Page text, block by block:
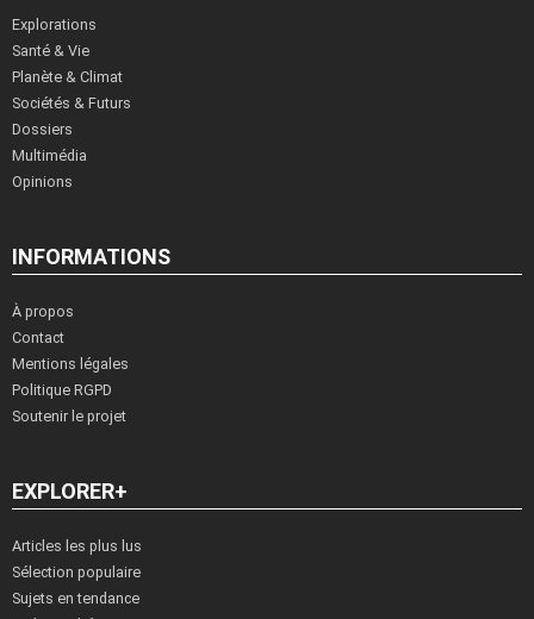
Explorations
Santé & Vie
Planète & Climat
Sociétés & Futurs
Dossiers
Multimédia
Opinions
INFORMATIONS
À propos
Contact
Mentions légales
Politique RGPD
Soutenir le projet
EXPLORER+
Articles les plus lus
Sélection populaire
Sujets en tendance